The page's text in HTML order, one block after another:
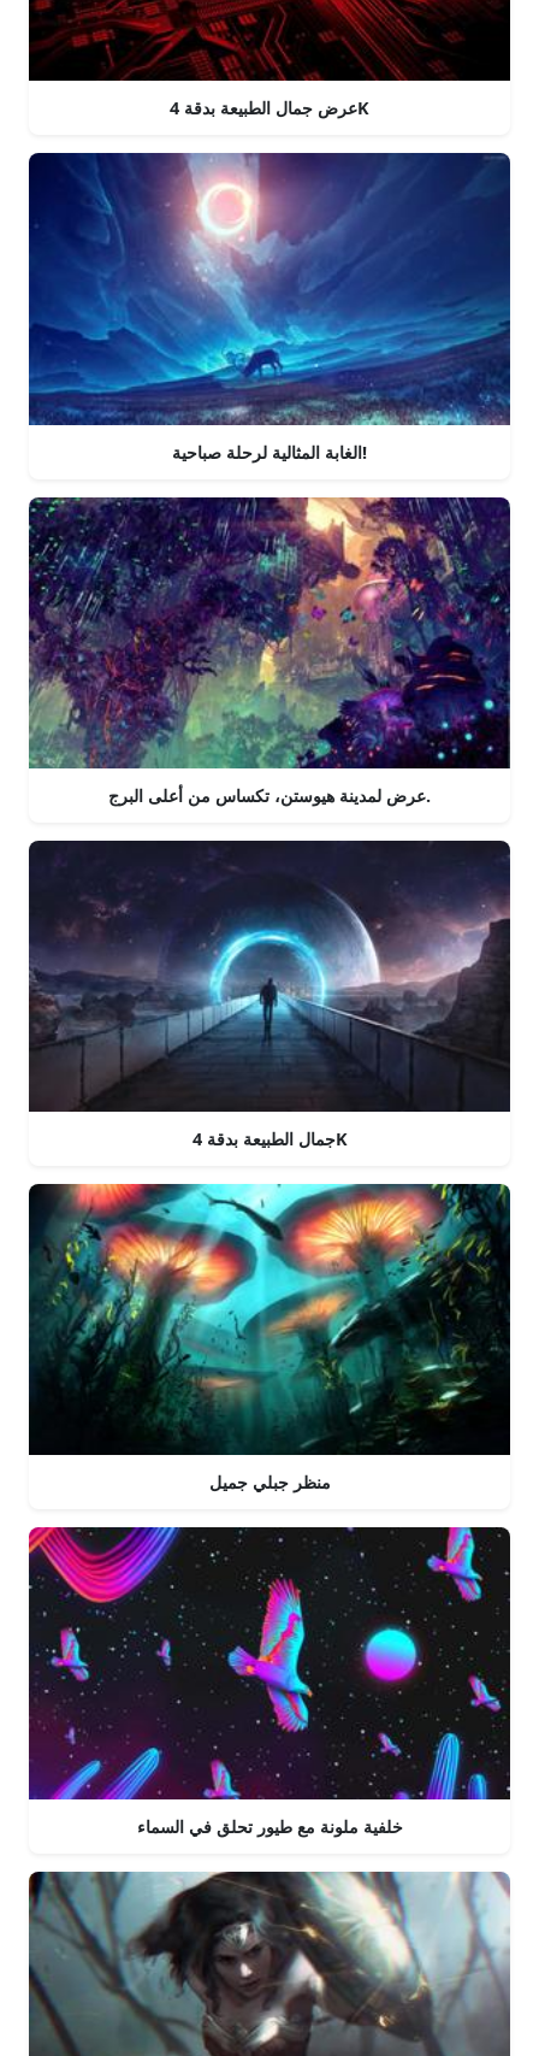
عرض جمال الطبيعة بدقة 4K
الغابة المثالية لرحلة صباحية!
عرض لمدينة هيوستن، تكساس من أعلى البرج.
جمال الطبيعة بدقة 4K
منظر جبلي جميل
خلفية ملونة مع طيور تحلق في السماء